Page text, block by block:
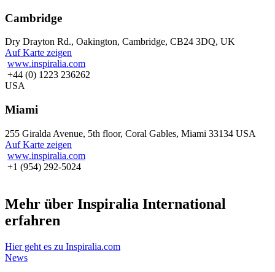
Cambridge
Dry Drayton Rd., Oakington, Cambridge, CB24 3DQ, UK
Auf Karte zeigen
www.inspiralia.com
+44 (0) 1223 236262
USA
Miami
255 Giralda Avenue, 5th floor, Coral Gables, Miami 33134 USA
Auf Karte zeigen
www.inspiralia.com
+1 (954) 292-5024
Mehr über Inspiralia International
erfahren
Hier geht es zu Inspiralia.com
News